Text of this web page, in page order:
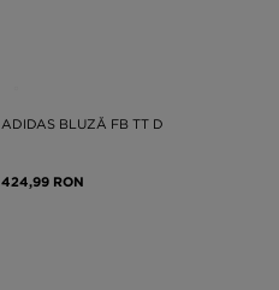
ADIDAS BLUZĂ FB TT D
424,99 RON